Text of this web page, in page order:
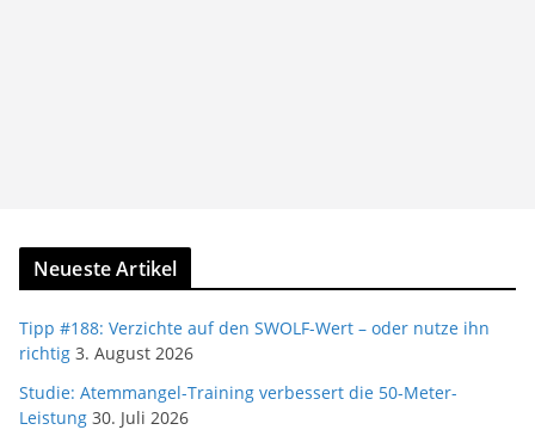
Neueste Artikel
Tipp #188: Verzichte auf den SWOLF-Wert – oder nutze ihn
richtig 3. August 2026
Studie: Atemmangel-Training verbessert die 50-Meter-
Leistung 30. Juli 2026